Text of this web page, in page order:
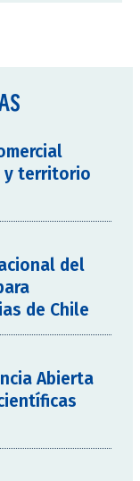
y territorio
del
de Chile
Abierta